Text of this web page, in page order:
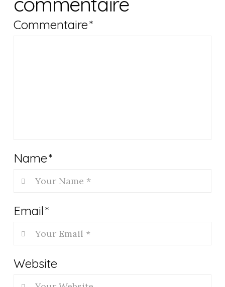
Commentaire*
Name*
Email*
Website